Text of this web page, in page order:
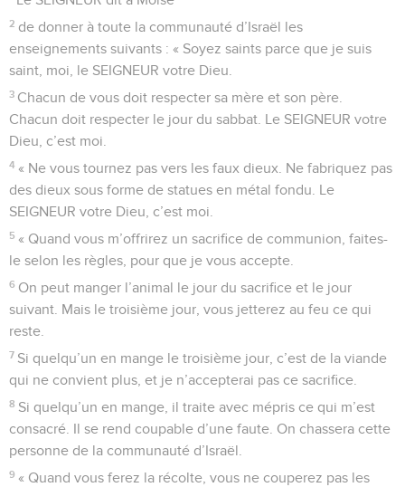
2 de donner à toute la communauté d’Israël les
enseignements suivants : « Soyez saints parce que je suis
saint, moi, le SEIGNEUR votre Dieu.
3 Chacun de vous doit respecter sa mère et son père.
Chacun doit respecter le jour du sabbat. Le SEIGNEUR votre
Dieu, c’est moi.
4 « Ne vous tournez pas vers les faux dieux. Ne fabriquez pas
des dieux sous forme de statues en métal fondu. Le
SEIGNEUR votre Dieu, c’est moi.
5 « Quand vous m’offrirez un sacrifice de communion, faites-
le selon les règles, pour que je vous accepte.
6 On peut manger l’animal le jour du sacrifice et le jour
suivant. Mais le troisième jour, vous jetterez au feu ce qui
reste.
7 Si quelqu’un en mange le troisième jour, c’est de la viande
qui ne convient plus, et je n’accepterai pas ce sacrifice.
8 Si quelqu’un en mange, il traite avec mépris ce qui m’est
consacré. Il se rend coupable d’une faute. On chassera cette
personne de la communauté d’Israël.
9 « Quand vous ferez la récolte, vous ne couperez pas les